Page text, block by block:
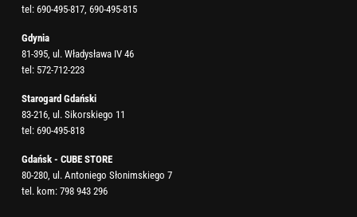
tel: 690-495-817 690-495-815
Gdynia
81-395, ul. Władysława IV 46
tel: 572-712-223
Starogard Gdański
83-216, ul. Sikorskiego 11
tel: 690-495-818
Gdańsk - CUBE STORE
80-280, ul. Antoniego Słonimskiego 7
tel. kom: 798 943 296